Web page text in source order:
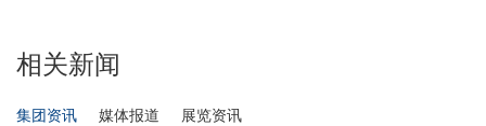
相关新闻
集团资讯 媒体报道 展览资讯